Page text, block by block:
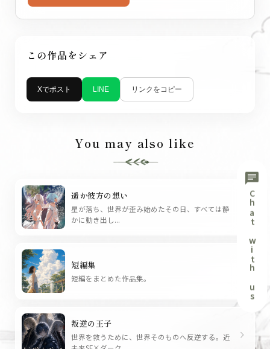
呼ばれ、特殊な力を発揮し、肉体を凌駕する身体能力をも
たらす。
魂の戦いでは、無作為に選ばれた二つの世界が、その力を
勝者へと融合される。 融合は力を与えると同時に、記憶も
価値観も少しずつ混ざり合い、やがて人を変えていく。
く。 彼と幼馴染の結菜は、まるで子供のまま大人になった
かのような存在だった。 だが、魂の融合が進むたびに、彼
女は少しずつ“元の世界の結菜”へと近づいていく。 それは
わりゆく。
魂の戦いで姿を現す三人の従者。希望、破壊、慈愛。 神託
える者。 彼らは神の従者として、湊と結菜の前に現れ、迷
わせ、試し、選択を迫る存在となる。
性。 魂の融合で、変わりゆく中で、湊の胸には葛藤が芽生
える。過去に縛られるのか、それとも変化を受け入れて未
来へと踏み出すのか。
この作品をシェア
Xでポスト LINE リンクをコピー
You may also like
遥か彼方の想い
星が落ち、世界が歪み始めたその日、すべては静
かに動き出し...
短編集
短編をまとめた作品集。
叛逆の王子
世界を救うために、世界そのものへ反逆する。近
chevron_right
chat
Chat with us